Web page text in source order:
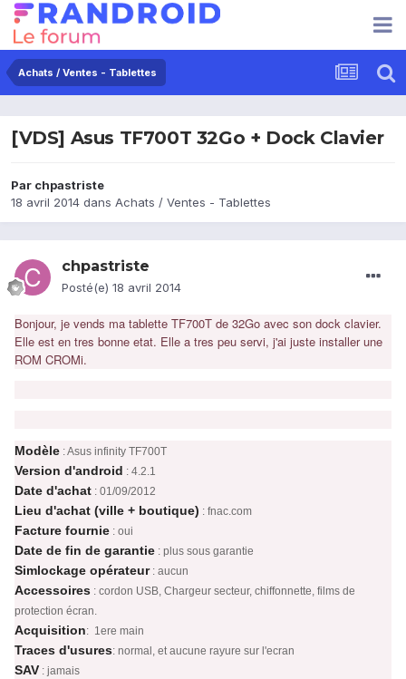
Achats / Ventes - Tablettes
[VDS] Asus TF700T 32Go + Dock Clavier
Par chpastriste
18 avril 2014 dans Achats / Ventes - Tablettes
chpastriste
Posté(e) 18 avril 2014
Bonjour, je vends ma tablette TF700T de 32Go avec son dock clavier.
Elle est en tres bonne etat. Elle a tres peu servi, j'ai juste installer une
ROM CROMi.
Modèle : Asus infinity TF700T
Version d'android : 4.2.1
Date d'achat : 01/09/2012
Lieu d'achat (ville + boutique) : fnac.com
Facture fournie : oui
Date de fin de garantie : plus sous garantie
Simlockage opérateur: aucun
Accessoires : cordon USB, Chargeur secteur, chiffonnette, films de
protection écran.
Acquisition: 1ere main
Traces d'usures: normal, et aucune rayure sur l'ecran
SAV : jamais